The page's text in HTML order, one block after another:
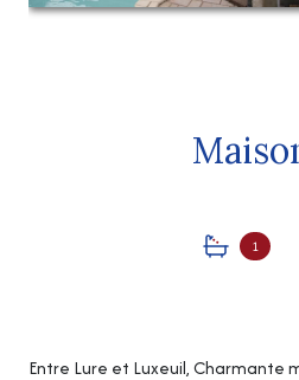
1
Entre Lure et Luxeuil, Charmante